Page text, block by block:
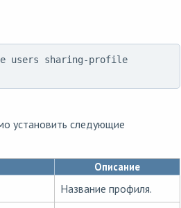
users sharing-profile
установить следующие
Описание
Название профиля.